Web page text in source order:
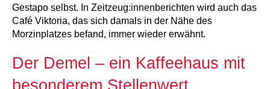
Gestapo selbst. In Zeitzeug:innenberichten wird auch das
Café Viktoria, das sich damals in der Nähe des
Morzinplatzes befand, immer wieder erwähnt.
Der Demel – ein Kaffeehaus mit